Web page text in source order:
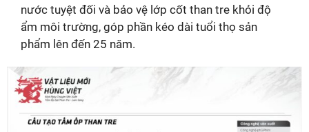
nước tuyệt đối và bảo vệ lớp cốt than tre khỏi độ
ẩm môi trường, góp phần kéo dài tuổi thọ sản
phẩm lên đến 25 năm.